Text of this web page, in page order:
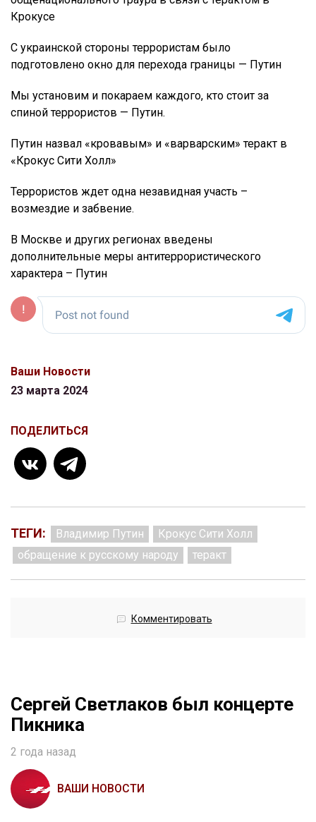
Крокусе
С украинской стороны террористам было
подготовлено окно для перехода границы — Путин
Мы установим и покараем каждого, кто стоит за
спиной террористов — Путин.
Путин назвал «кровавым» и «варварским» теракт в
«Крокус Сити Холл»
Террористов ждет одна незавидная участь –
возмездие и забвение.
В Москве и других регионах введены
дополнительные меры антитеррористического
характера – Путин
Ваши Новости
23 марта 2024
ПОДЕЛИТЬСЯ
ТЕГИ: Владимир Путин
Крокус Сити Холл
обращение к русскому народу
теракт
Комментировать
Сергей Светлаков был концерте
Пикника
2 года назад
ВАШИ НОВОСТИ